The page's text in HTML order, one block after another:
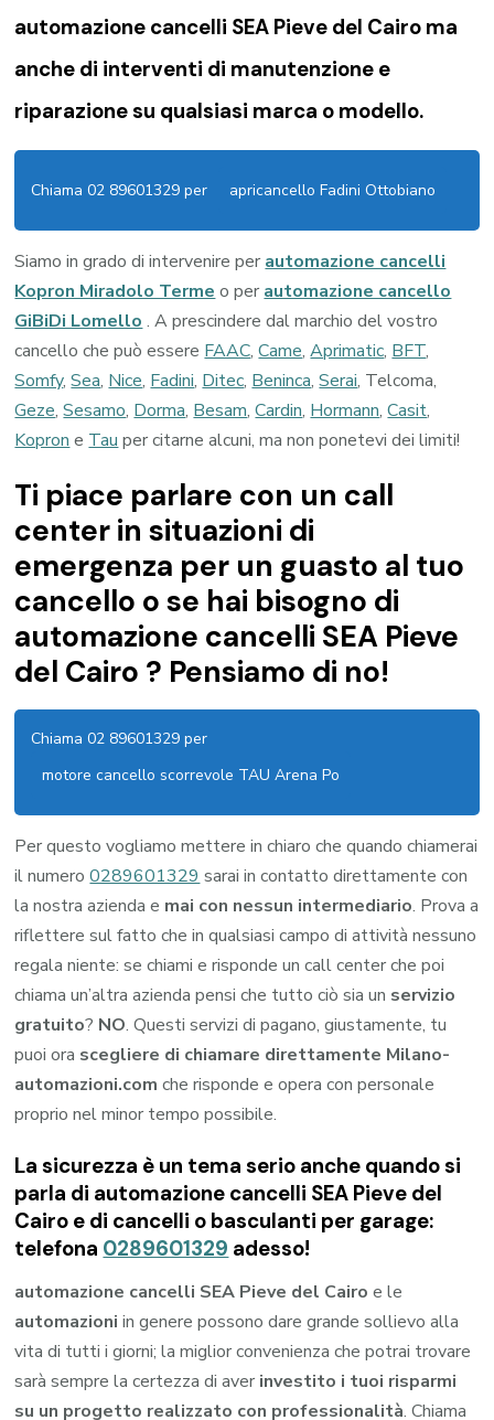
automazione cancelli SEA Pieve del Cairo ma
anche di interventi di manutenzione e
riparazione su qualsiasi marca o modello.
Chiama 02 89601329 per apricancello Fadini Ottobiano
Siamo in grado di intervenire per automazione cancelli
Kopron Miradolo Terme o per automazione cancello
GiBiDi Lomello . A prescindere dal marchio del vostro
cancello che può essere FAAC,Came,Aprimatic, BFT,
Somfy,Sea, Nice, Fadini, Ditec, Beninca,Serai, Telcoma,
Geze,Sesamo, Dorma, Besam,Cardin, Hormann,Casit,
Kopron e Tau per citarne alcuni, ma non ponetevi dei limiti!
Ti piace parlare con un call
center in situazioni di
emergenza per un guasto al tuo
cancello o se hai bisogno di
automazione cancelli SEA Pieve
del Cairo ? Pensiamo di no!
Chiama 02 89601329 per
motore cancello scorrevole TAU Arena Po
Per questo vogliamo mettere in chiaro che quando chiamerai
il numero0289601329 sarai in contatto direttamente con
la nostra azienda e mai con nessun intermediario. Prova a
riflettere sul fatto che in qualsiasi campo di attività nessuno
regala niente: se chiami e risponde un call center che poi
chiama un’altra azienda pensi che tutto ciò sia un servizio
gratuito? NO. Questi servizi di pagano, giustamente, tu
puoi ora scegliere di chiamare direttamente Milano-
automazioni.com che risponde e opera con personale
proprio nel minor tempo possibile.
La sicurezza è un tema serio anche quando si
parla di automazione cancelli SEA Pieve del
Cairo e di cancelli o basculanti per garage:
telefona 0289601329 adesso!
automazione cancelli SEA Pieve del Cairo e le
automazioni in genere possono dare grande sollievo alla
vita di tutti i giorni; la miglior convenienza che potrai trovare
sarà sempre la certezza di aver investito i tuoi risparmi
su un progetto realizzato con professionalità. Chiama